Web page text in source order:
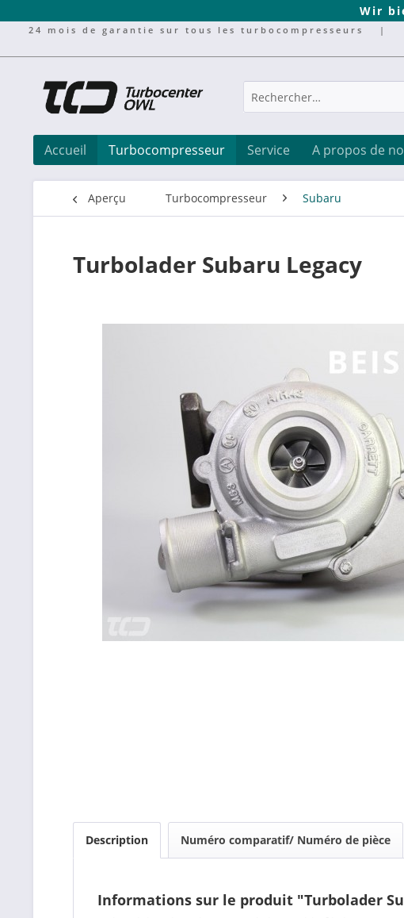
Wir
24 mois de garantie sur tous les turbocompresseurs |
Accueil Turbocompresseur Service A propos de
Aperçu Turbocompresseur Subaru
Turbolader Subaru Legacy
Description Numéro comparatif/ Numéro de pièce
Informations sur le produit "Turbolader